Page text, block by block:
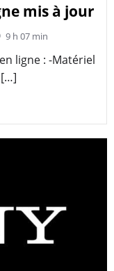
mis à jour
9 h 07 min
ligne : -Matériel